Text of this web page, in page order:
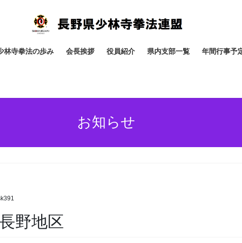
林寺拳法の歩み 会長挨拶 役員紹介 県内支部一覧 年間行事予
お知らせ
野地区